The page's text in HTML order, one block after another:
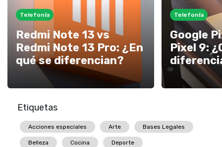
Telefonía
Redmi Note 13 vs
Redmi Note 13 Pro: ¿En
qué se diferencian?
Telefonía
Google
Pixel 9:
Etiquetas
Acciones especiales Arte Bases Legales
Belleza Cocina Deporte